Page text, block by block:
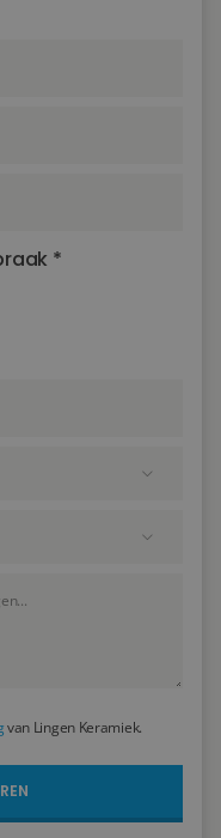
*
van Lingen Keramiek.